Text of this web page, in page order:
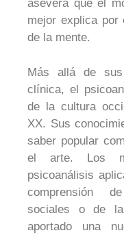
asevera que el
mejor explica por
de la mente.
Más allá de sus
clínica, el
de la cultura
XX. Sus
saber popular
el arte. Los
psicoanálisis
comprensión
sociales o de
aportado una